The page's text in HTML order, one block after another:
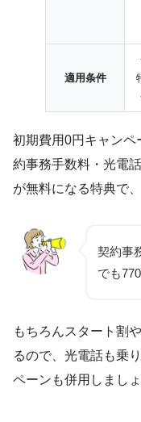
適用条件
初期費用0円キャンペ
約事務手数料・光電
が無料になる特典で
契約事
でも
もちろんスタート割
るので、光電話も乗
ペーンも併用しましょ